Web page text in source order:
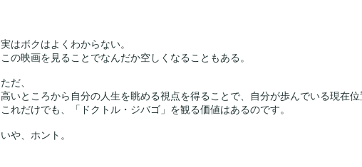
実はボクはよくわからない。
この映画を見ることでなんだか空しくなることもある。
ただ、
高いところから自分の人生を眺める視点を得ることで、自分が歩んでいる現在位
これだけでも、「ドクトル・ジバゴ」を観る価値はあるのです。
いや、ホント。